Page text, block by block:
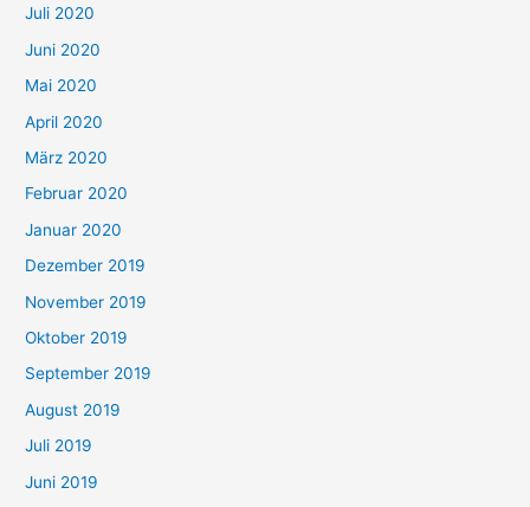
Juli 2020
Juni 2020
Mai 2020
April 2020
März 2020
Februar 2020
Januar 2020
Dezember 2019
November 2019
Oktober 2019
September 2019
August 2019
Juli 2019
Juni 2019